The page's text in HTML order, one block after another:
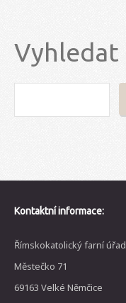
Vyhledat
Kontaktní informace:
Římskokatolický farní úřad
Městečko 71
69163 Velké Němčice